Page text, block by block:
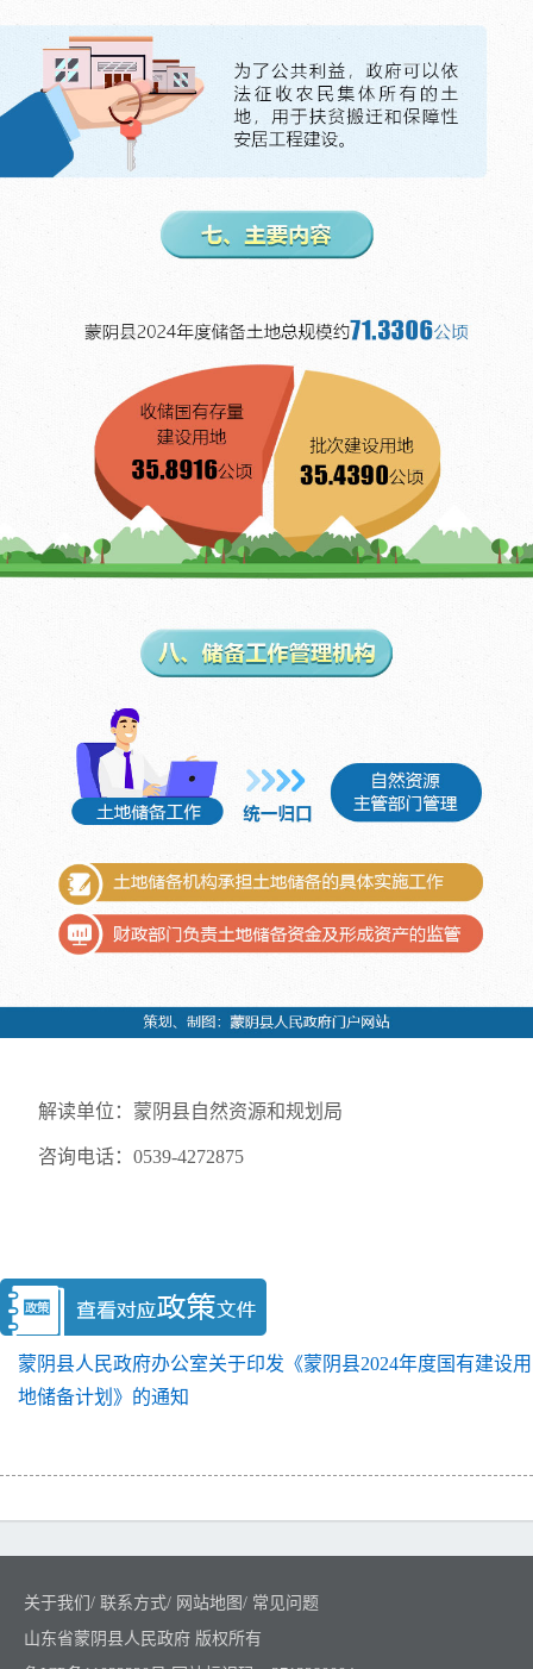
解读单位：蒙阴县自然资源和规划局
咨询电话：0539-4272875
蒙阴县人民政府办公室关于印发《蒙阴县2024年度国有建设用
地储备计划》的通知
关于我们 / 联系方式/ 网站地图/ 常见问题
山东省蒙阴县人民政府 版权所有